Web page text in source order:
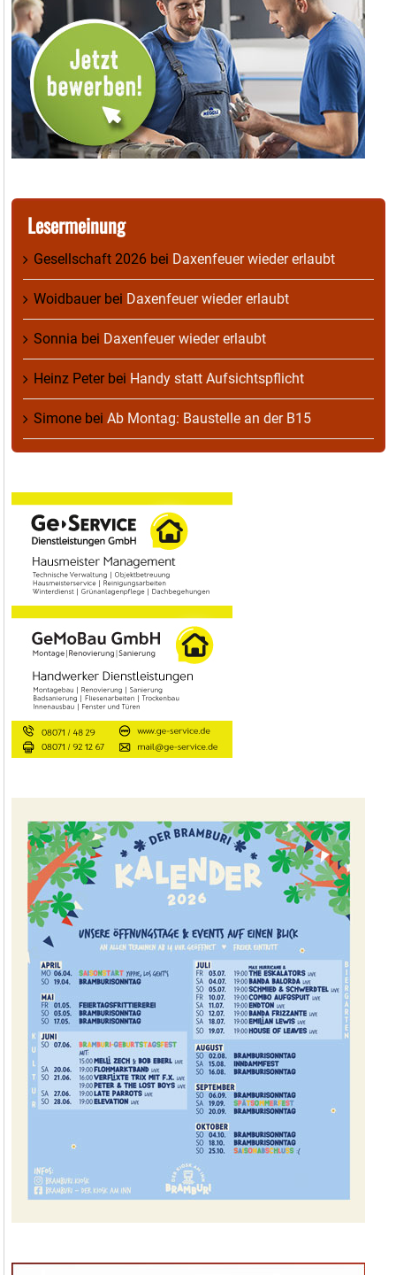
Lesermeinung
Gesellschaft 2026 bei Daxenfeuer wieder erlaubt
Woidbauerbei Daxenfeuer wieder erlaubt
Sonnia bei Daxenfeuer wieder erlaubt
Heinz Peterbei Handy statt Aufsichtspflicht
Simone bei Ab Montag: Baustelle an der B15